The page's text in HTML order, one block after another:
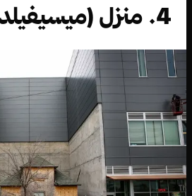
4. منزل (ميسيفيلد) في سياتل